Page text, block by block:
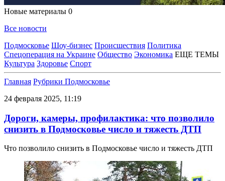
Новые материалы 0
Все новости
Подмосковье Шоу-бизнес Происшествия Политика
Спецоперация на Украине Общество Экономика ЕЩЕ ТЕМЫ
Культура Здоровье Спорт
Главная Рубрики Подмосковье
24 февраля 2025, 11:19
Дороги, камеры, профилактика: что позволило
снизить в Подмосковье число и тяжесть ДТП
Что позволило снизить в Подмосковье число и тяжесть ДТП